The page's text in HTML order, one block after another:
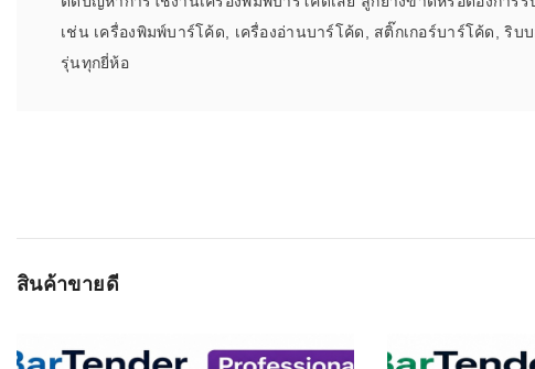
เช่น เครื่องพิมพ์บาร์โค้ด, เครื่องอ่านบาร์โค้ด, สติ๊กเกอร์บาร์โค้ด, ริ
รุ่นทุกยี่ห้อ
สินค้าขายดี